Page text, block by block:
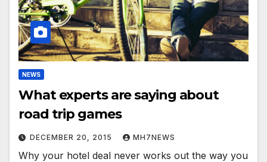
NEWS
What experts are saying about
road trip games
DECEMBER 20, 2015 MH7NEWS
Why your hotel deal never works out the way you